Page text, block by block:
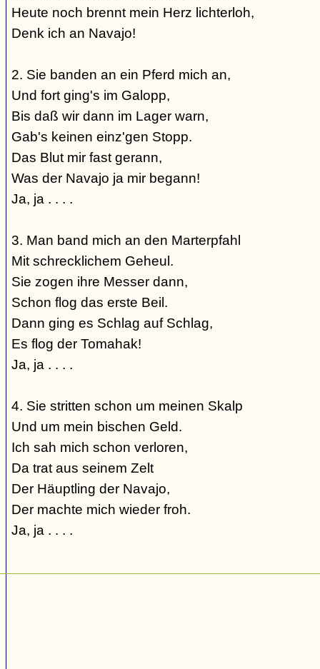
Heute noch brennt mein Herz lichterloh,
Denk ich an Navajo!
2. Sie banden an ein Pferd mich an,
Und fort ging's im Galopp,
Bis daß wir dann im Lager warn,
Gab's keinen einz'gen Stopp.
Das Blut mir fast gerann,
Was der Navajo ja mir begann!
Ja, ja . . . .
3. Man band mich an den Marterpfahl
Mit schrecklichem Geheul.
Sie zogen ihre Messer dann,
Schon flog das erste Beil.
Dann ging es Schlag auf Schlag,
Es flog der Tomahak!
Ja, ja . . . .
4. Sie stritten schon um meinen Skalp
Und um mein bischen Geld.
Ich sah mich schon verloren,
Da trat aus seinem Zelt
Der Häuptling der Navajo,
Der machte mich wieder froh.
Ja, ja . . . .